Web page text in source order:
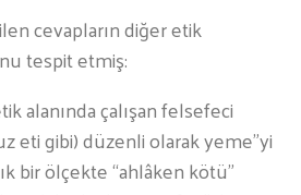
cevapların diğer etik
tespit etmiş:
alanında çalışan felsefeci
eti gibi) düzenli olarak yeme”yi
bir ölçekte “ahlâken kötü”